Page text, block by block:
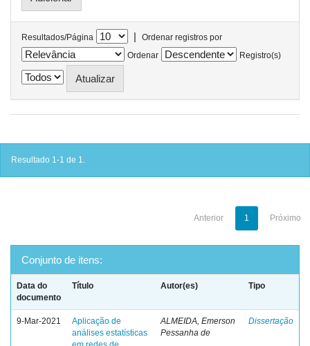
Resultados/Página |
Ordenar registros por
Ordenar
Registro(s)
Resultado 1-1 de 1.
Anterior 1 Próximo
Conjunto de itens:
Data do
documento
Título Autor(es) Tipo
9-Mar-2021
Aplicação de
análises estatísticas
ALMEIDA, Emerson
Pessanha de
Dissertação